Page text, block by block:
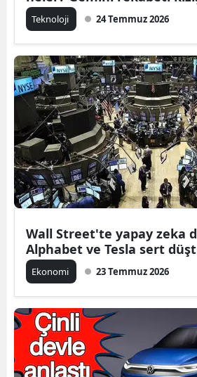
Teknoloji 24 Temmuz 2026
Wall Street'te yapay zeka
Alphabet ve Tesla sert
Ekonomi 23 Temmuz 2026